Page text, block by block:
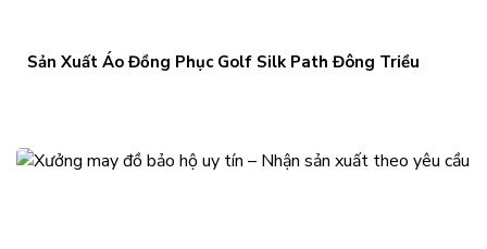
Sản Xuất Áo Đồng Phục Golf Silk Path Đông Triều